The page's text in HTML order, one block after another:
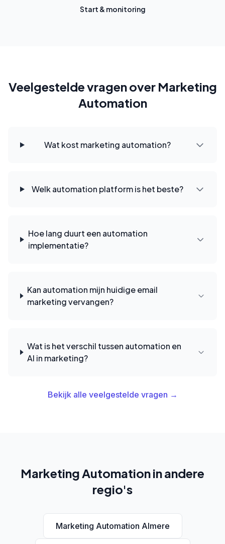
Start & monitoring
Veelgestelde vragen over Marketing
Automation
Wat kost marketing automation?
Welk automation platform is het beste?
Hoe lang duurt een automation
implementatie?
Kan automation mijn huidige email
marketing vervangen?
Wat is het verschil tussen automation en
AI in marketing?
Bekijk alle veelgestelde vragen →
Marketing Automation in andere
regio's
Marketing Automation Almere